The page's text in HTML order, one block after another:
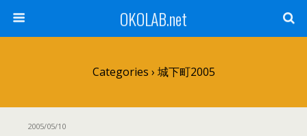
OKOLAB.net
Categories › 城下町2005
2005/05/10